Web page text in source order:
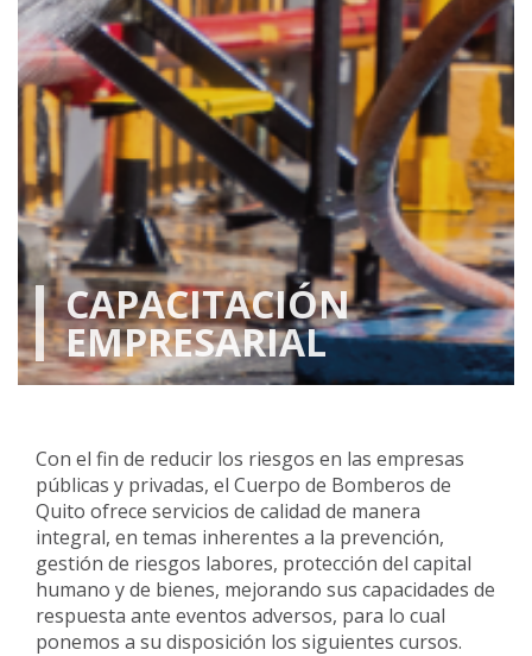
CAPACITACIÓN
EMPRESARIAL
Con el fin de reducir los riesgos en las empresas
públicas y privadas, el Cuerpo de Bomberos de
Quito ofrece servicios de calidad de manera
integral, en temas inherentes a la prevención,
gestión de riesgos labores, protección del capital
humano y de bienes, mejorando sus capacidades de
respuesta ante eventos adversos, para lo cual
ponemos a su disposición los siguientes cursos.